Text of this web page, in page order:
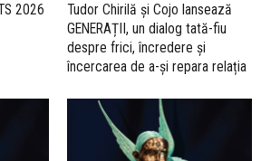
2026
Tudor Chirilă și Cojo lansează
GENERAȚII, un dialog tată-fiu
despre frici, încredere și
încercarea de a-și repara relația